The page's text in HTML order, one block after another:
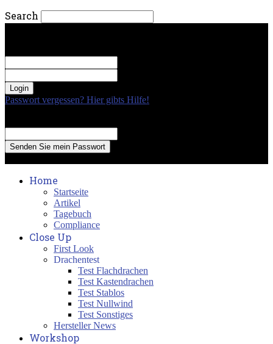
Search
Passwort vergessen? Hier gibts Hilfe!
Home
Startseite
Artikel
Tagebuch
Compliance
Close Up
First Look
Drachentest
Test Flachdrachen
Test Kastendrachen
Test Stablos
Test Nullwind
Test Sonstiges
Hersteller News
Workshop